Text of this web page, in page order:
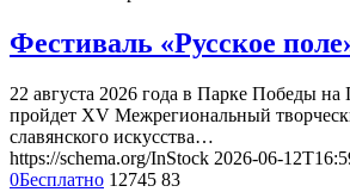
Фестиваль «Русское
22 августа 2026 года в Парке Победы
пройдет XV Межрегиональный
славянского искусства…
https://schema.org/InStock 2026-06-
0Бесплатно 12745 83